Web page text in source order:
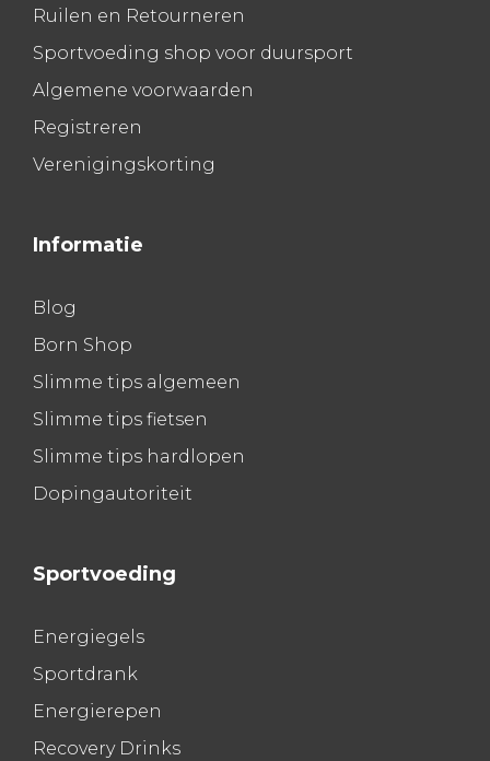
Ruilen en Retourneren
Sportvoeding shop voor duursport
Algemene voorwaarden
Registreren
Verenigingskorting
Informatie
Blog
Born Shop
Slimme tips algemeen
Slimme tips fietsen
Slimme tips hardlopen
Dopingautoriteit
Sportvoeding
Energiegels
Sportdrank
Energierepen
Recovery Drinks